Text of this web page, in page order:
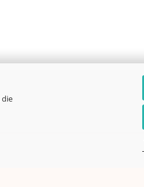
die